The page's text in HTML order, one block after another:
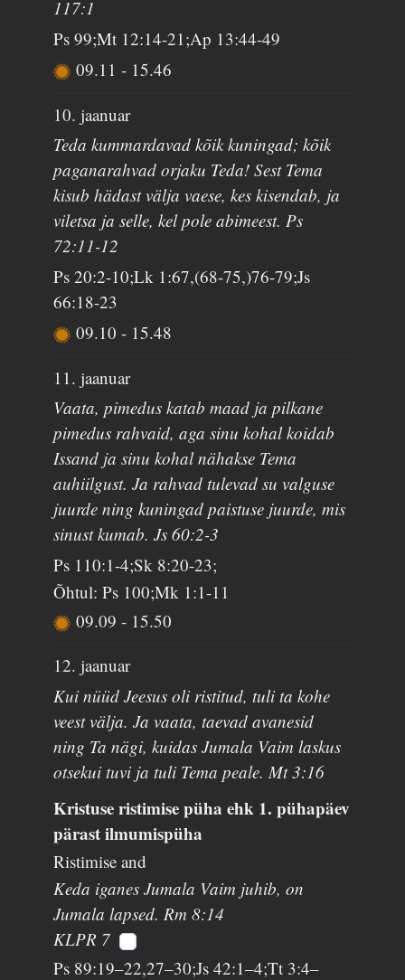
117:1
Ps 99;Mt 12:14-21;Ap 13:44-49
09.11- 15.46
10. jaanuar
Teda kummardavad kõik kuningad; kõik
paganarahvad orjaku Teda! Sest Tema
kisub hädast välja vaese, kes kisendab, ja
viletsa ja selle, kel pole abimeest. Ps
72:11-12
Ps 20:2-10;Lk 1:67,(68-75,)76-79;Js
66:18-23
09.10- 15.48
11. jaanuar
Vaata, pimedus katab maad ja pilkane
pimedus rahvaid, aga sinu kohal koidab
Issand ja sinu kohal nähakse Tema
auhiilgust. Ja rahvad tulevad su valguse
juurde ning kuningad paistuse juurde, mis
sinust kumab. Js 60:2-3
Ps 110:1-4;Sk 8:20-23;
Õhtul: Ps 100;Mk 1:1-11
09.09- 15.50
12. jaanuar
Kui nüüd Jeesus oli ristitud, tuli ta kohe
veest välja. Ja vaata, taevad avanesid
ning Ta nägi, kuidas Jumala Vaim laskus
otsekui tuvi ja tuli Tema peale. Mt 3:16
Kristuse ristimise püha ehk 1. pühapäev
pärast ilmumispüha
Ristimise and
Keda iganes Jumala Vaim juhib, on
Jumala lapsed. Rm 8:14
KLPR 7
Ps 89:19–22,27–30;Js 42:1–4;Tt 3:4–